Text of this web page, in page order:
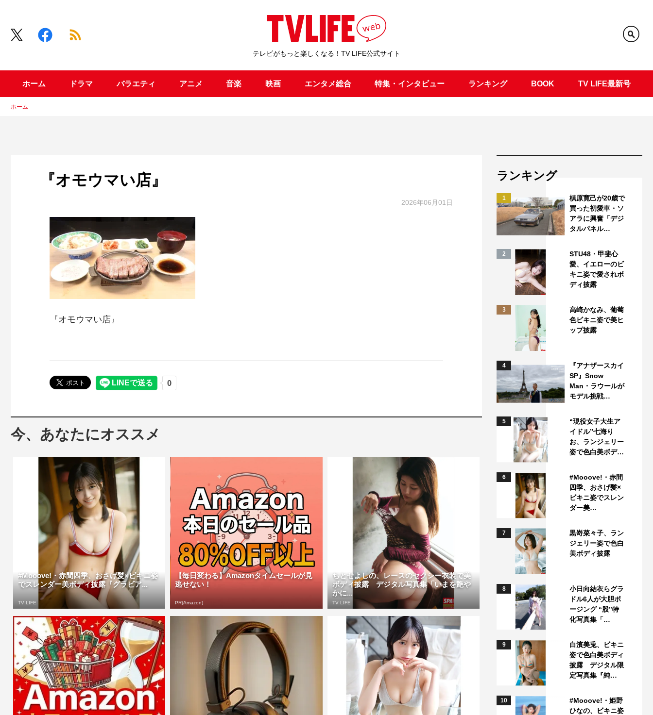
テレビがもっと楽しくなる！TV LIFE公式サイト
ホーム ドラマ バラエティ アニメ 音楽 映画 エンタメ総合 特集・インタビュー ランキング BOOK TV LIFE最新号
ホーム
『オモウマい店』
2026年06月01日
『オモウマい店』
今、あなたにオススメ
#Mooove!・赤間四季、おさげ髪×ビキニ姿
でスレンダー美ボディ披露『グラビア...
TV LIFE
【毎日変わる】Amazonタイムセールが見
逃せない！
PR(Amazon)
ちとせよしの、レースのセクシー衣装で美
ボディ披露 デジタル写真集「いまを艶や
かに...
TV LIFE
ランキング
1
槙原寛己が20歳で
買った初愛車・ソ
アラに興奮「デジ
タルパネル…
2
STU48・甲斐心
愛、イエローのビ
キニ姿で愛されボ
ディ披露
3
高崎かなみ、葡萄
色ビキニ姿で美ヒ
ップ披露
4
『アナザースカイ
SP』Snow
Man・ラウールが
モデル挑戦…
5
“現役女子大生ア
イドル”七海り
お、ランジェリー
姿で色白美ボデ…
6
#Mooove!・赤間
四季、おさげ髪×
ビキニ姿でスレン
ダー美…
7
黒嵜菜々子、ラン
ジェリー姿で色白
美ボディ披露
8
小日向結衣らグラ
ドル6人が大胆ポ
ージング “股”特
化写真集「…
9
白濱美兎、ビキニ
姿で色白美ボディ
披露 デジタル限
定写真集『純…
10
#Mooove!・姫野
ひなの、ビキニ姿